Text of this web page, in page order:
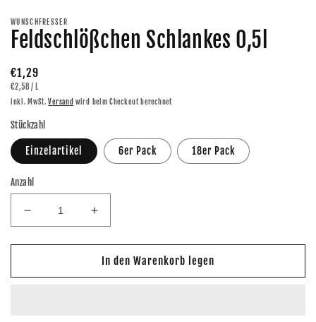
Modal
öffnen
WUNSCHFRESSER
Feldschlößchen Schlankes 0,5l
Normaler
Preis
€1,29
GRUNDPREIS
€2,58 / PRO
L
inkl. MwSt.Versand wird beim Checkout berechnet
Stückzahl
Einzelartikel 6er Pack 18er Pack
Anzahl
Verringere
die
Menge
Feldschlößchen
Erhöhe
die
Menge
für
Feldschlößchen
In den Warenkorb legen